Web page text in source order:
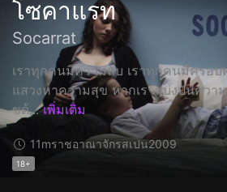
โซคาแรท
Socarrat
เราทุกคนมีความลับ เราทุกคนมีครอบ
แสวงหาความสุข หากเราแบ่งปันคว
ขด้... เพิ่มเติม
11mราชอาณาจักรสเปน2009
18+